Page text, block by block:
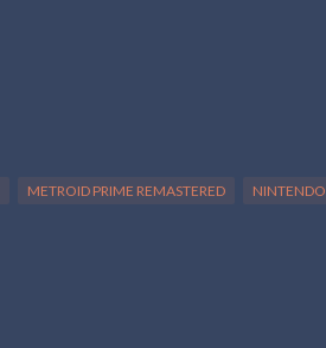
METROID PRIME REMASTERED NINTENDO